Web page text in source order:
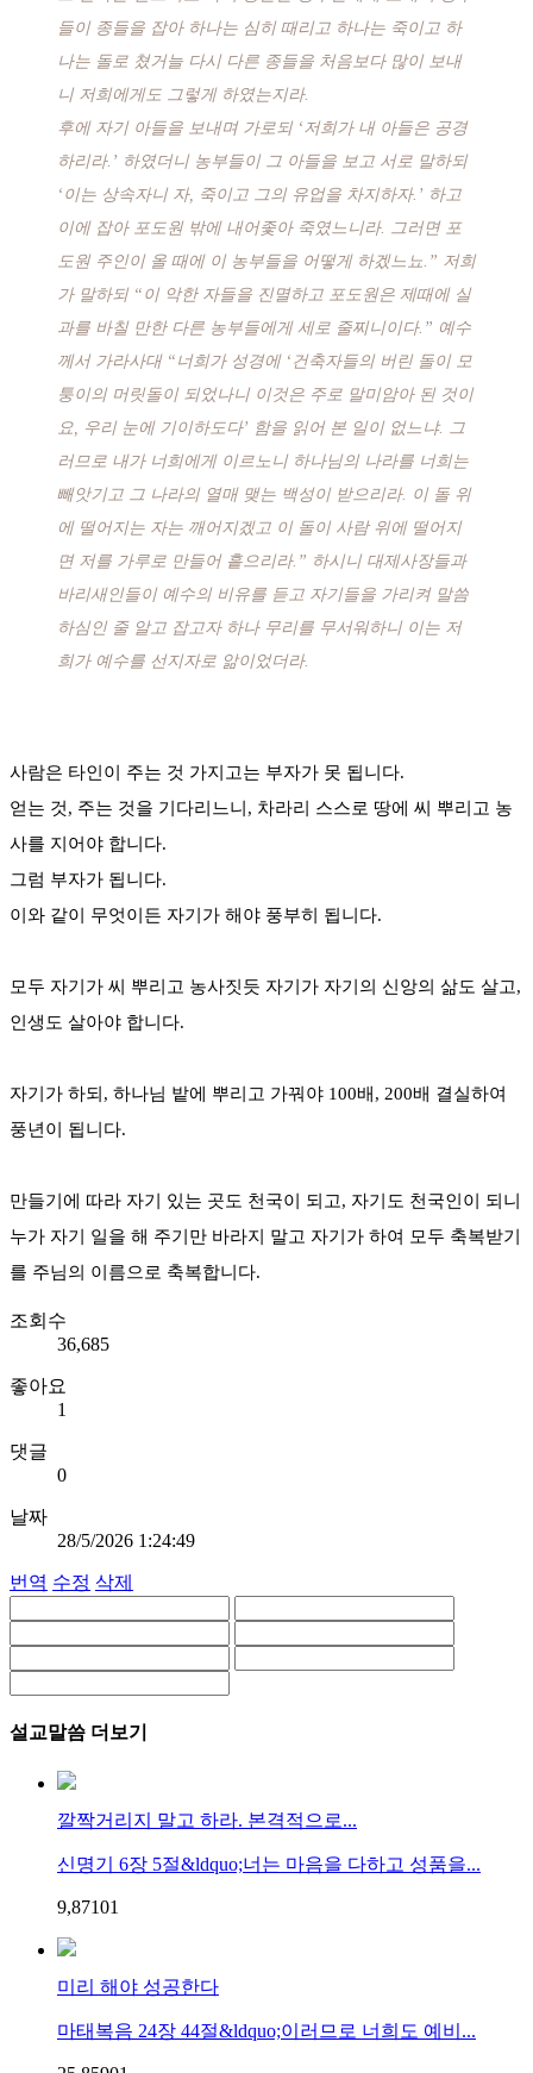
들이 종들을 잡아 하나는 심히 때리고 하나는 죽이고 하
나는 돌로 쳤거늘 다시 다른 종들을 처음보다 많이 보내
니 저희에게도 그렇게 하였는지라.
후에 자기 아들을 보내며 가로되 ‘저희가 내 아들은 공경
하리라.’ 하였더니 농부들이 그 아들을 보고 서로 말하되
‘이는 상속자니 자, 죽이고 그의 유업을 차지하자.’ 하고
이에 잡아 포도원 밖에 내어좇아 죽였느니라. 그러면 포
도원 주인이 올 때에 이 농부들을 어떻게 하겠느뇨.” 저희
가 말하되 “이 악한 자들을 진멸하고 포도원은 제때에 실
과를 바칠 만한 다른 농부들에게 세로 줄찌니이다.” 예수
께서 가라사대 “너희가 성경에 ‘건축자들의 버린 돌이 모
퉁이의 머릿돌이 되었나니 이것은 주로 말미암아 된 것이
요, 우리 눈에 기이하도다’ 함을 읽어 본 일이 없느냐. 그
러므로 내가 너희에게 이르노니 하나님의 나라를 너희는
빼앗기고 그 나라의 열매 맺는 백성이 받으리라. 이 돌 위
에 떨어지는 자는 깨어지겠고 이 돌이 사람 위에 떨어지
면 저를 가루로 만들어 흩으리라.” 하시니 대제사장들과
바리새인들이 예수의 비유를 듣고 자기들을 가리켜 말씀
하심인 줄 알고 잡고자 하나 무리를 무서워하니 이는 저
희가 예수를 선지자로 앎이었더라.
사람은 타인이 주는 것 가지고는 부자가 못 됩니다.
얻는 것, 주는 것을 기다리느니, 차라리 스스로 땅에 씨 뿌리고 농
사를 지어야 합니다.
그럼 부자가 됩니다.
이와 같이 무엇이든 자기가 해야 풍부히 됩니다.
모두 자기가 씨 뿌리고 농사짓듯 자기가 자기의 신앙의 삶도 살고,
인생도 살아야 합니다.
자기가 하되, 하나님 밭에 뿌리고 가꿔야 100배, 200배 결실하여
풍년이 됩니다.
만들기에 따라 자기 있는 곳도 천국이 되고, 자기도 천국인이 되니
누가 자기 일을 해 주기만 바라지 말고 자기가 하여 모두 축복받기
를 주님의 이름으로 축복합니다.
조회수
36,685
좋아요
1
댓글
0
날짜
28/5/2026 1:24:49
번역 수정 삭제
설교말씀 더보기
깔짝거리지 말고 하라. 본격적으로...
신명기 6장 5절&ldquo;너는 마음을 다하고 성품을...
9,87101
미리 해야 성공한다
마태복음 24장 44절&ldquo;이러므로 너희도 예비...